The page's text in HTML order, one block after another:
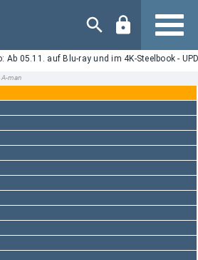
Navigation
05.11. auf Blu-ray und im 4K-Steelbook -
A-man